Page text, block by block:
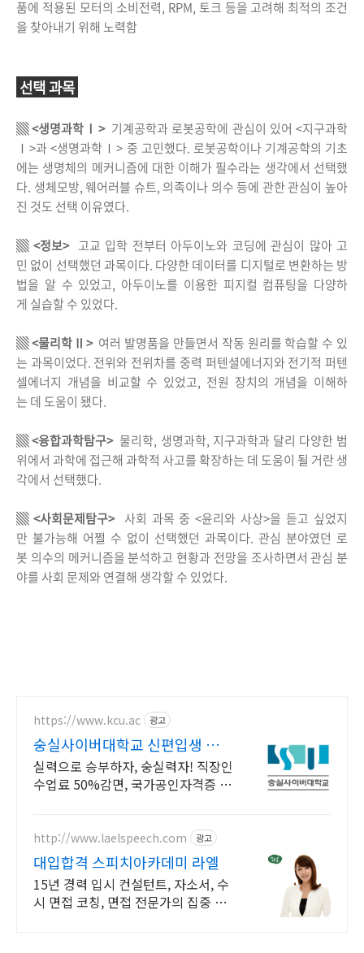
품에 적용된 모터의 소비전력, RPM, 토크 등을 고려해 최적의 조건
을 찾아내기 위해 노력함
선택 과목
▒ <생명과학Ⅰ>기계공학과 로봇공학에 관심이 있어 <지구과학
Ⅰ>과 <생명과학Ⅰ> 중 고민했다. 로봇공학이나 기계공학의 기초
에는 생명체의 메커니즘에 대한 이해가 필수라는 생각에서 선택했
다. 생체모방, 웨어러블 슈트, 의족이나 의수 등에 관한 관심이 높아
진 것도 선택 이유였다.
▒ <정보>고교 입학 전부터 아두이노와 코딩에 관심이 많아 고
민 없이 선택했던 과목이다. 다양한 데이터를 디지털로 변환하는 방
법을 알 수 있었고, 아두이노를 이용한 피지컬 컴퓨팅을 다양하
게 실습할 수 있었다.
▒ <물리학Ⅱ>여러 발명품을 만들면서 작동 원리를 학습할 수 있
는 과목이었다. 전위와 전위차를 중력 퍼텐셜에너지와 전기적 퍼텐
셀에너지 개념을 비교할 수 있었고, 전원 장치의 개념을 이해하
는 데 도움이 됐다.
▒ <융합과학탐구> 물리학, 생명과학, 지구과학과 달리 다양한 범
위에서 과학에 접근해 과학적 사고를 확장하는 데 도움이 될 거란 생
각에서 선택했다.
▒ <사회문제탐구>사회 과목 중 <윤리와 사상>을 듣고 싶었지
만 불가능해 어쩔 수 없이 선택했던 과목이다. 관심 분야였던 로
봇 의수의 메커니즘을 분석하고 현황과 전망을 조사하면서 관심 분
야를 사회 문제와 연결해 생각할 수 있었다.
https://www.kcu.ac 광고
숭실사이버대학교 신편입생 모집
중!
실력으로 승부하자, 숭실력자! 직장인
수업료 50%감면, 국가공인자격증 취
이버대학교!
http://www.laelspeech.com 광고
대입합격 스피치아카데미 라엘
15년 경력 입시 컨설턴트, 자소서, 수
시 면접 코칭, 면접 전문가의 집중 교